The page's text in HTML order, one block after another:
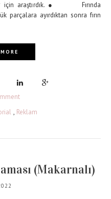
için araştırdık. ● Fırında
parçalara ayırdıktan sonra fırın
, Reklam
(Makarnalı)